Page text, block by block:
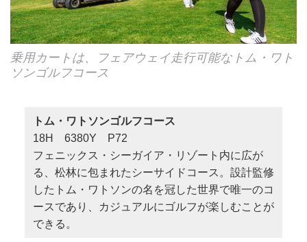
乗用カートは、フェアウェイ走行可能なトム・ワト
ソンゴルフコース
トム・ワトソンゴルフコース
18H 6380Y P72
フェニックス・シーガイア・リゾート内に広が
る、松林に包まれたシーサイドコース。設計監修
したトム・ワトソンの名を冠した世界で唯一のコ
ースであり、カジュアルにゴルフが楽しむことが
できる。